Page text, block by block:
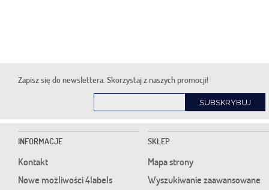
Zapisz się do newslettera. Skorzystaj z naszych promocji!
SUBSKRYBUJ
INFORMACJE
Kontakt
Nowe możliwości 4labels
SKLEP
Mapa strony
Wyszukiwanie zaawansowane